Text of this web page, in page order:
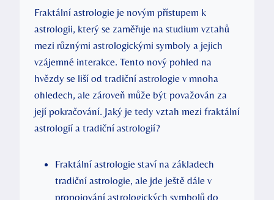
Fraktální astrologie je ⁤novým přístupem k
astrologii, který se zaměřuje na studium vztahů
mezi různými astrologickými symboly a jejich⁤
vzájemné interakce. Tento nový pohled na
hvězdy se ‌liší ‌od⁤ tradiční‌ astrologie v mnoha
ohledech, ale‌ zároveň může být‍ považován za
její pokračování. Jaký je tedy vztah mezi fraktální
astrologií ⁣a tradiční‍ astrologií?
Fraktální astrologie staví na ⁢základech
tradiční astrologie, ale⁤ jde ještě dále v
propojování astrologických⁢ symbolů do